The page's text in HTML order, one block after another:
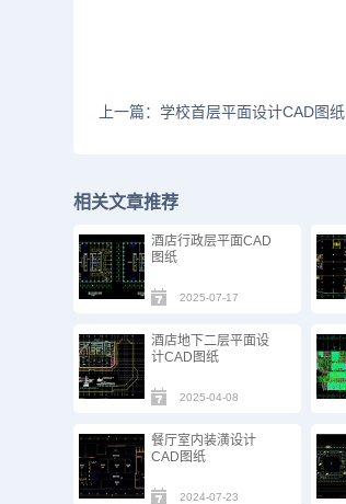
上一篇：学校首层平面设计CAD图纸
相关文章推荐
酒店行政层平面CAD
图纸
2025-07-17
酒店地下二层平面设
计CAD图纸
2025-04-08
餐厅室内装潢设计
CAD图纸
2024-07-23